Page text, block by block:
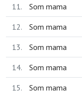
11. Som mama
12. Som mama
13. Som mama
14. Som mama
15. Som mama